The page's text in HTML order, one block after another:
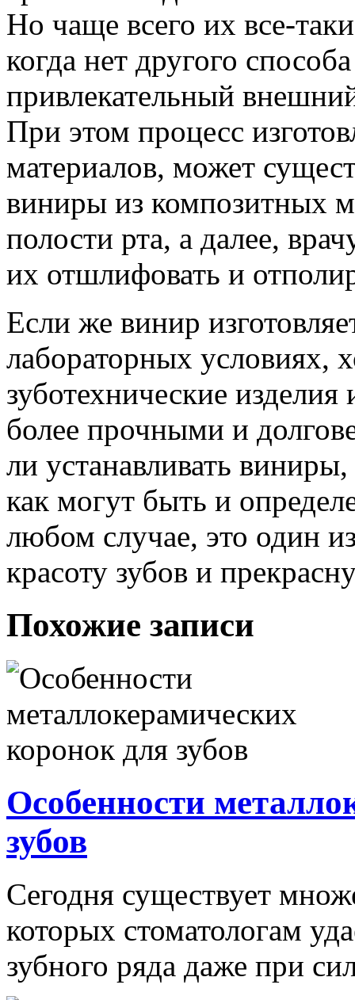
Но чаще всего их все-
когда нет другого
привлекательный
При этом процесс
материалов, может
виниры из композитных
полости рта, а далее,
их отшлифовать и
Если же винир
лабораторных условиях,
зуботехнические
более прочными и
ли устанавливать
как могут быть и
любом случае, это один
красоту зубов и
Похожие записи
Особенности
зубов
Сегодня существует
которых стоматологам
зубного ряда даже при